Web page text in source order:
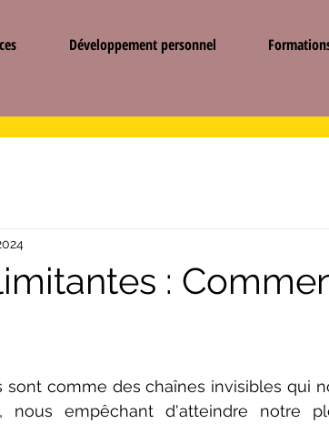
Développement personnel
:
sont comme des chaînes invisibles qui
empêchant d'atteindre notre